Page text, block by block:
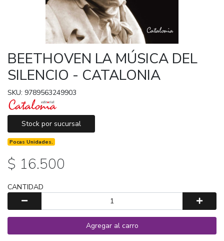
BEETHOVEN LA MÚSICA DEL
SILENCIO - CATALONIA
SKU: 9789563249903
Stock por sucursal
Pocas Unidades.
$ 16.500
CANTIDAD
Agregar al carro